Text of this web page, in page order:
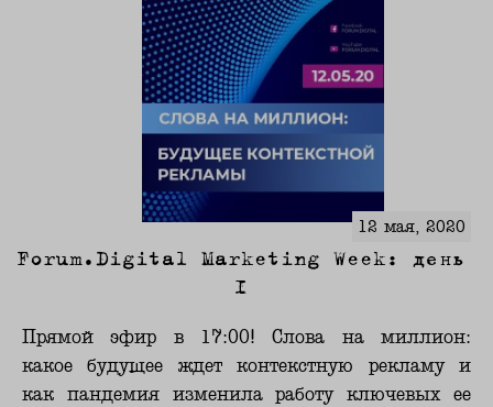
12 мая, 2020
Forum.Digital Marketing Week: день
1
Прямой эфир в 17:00! Слова на миллион:
какое будущее ждет контекстную рекламу и
как пандемия изменила работу ключевых ее